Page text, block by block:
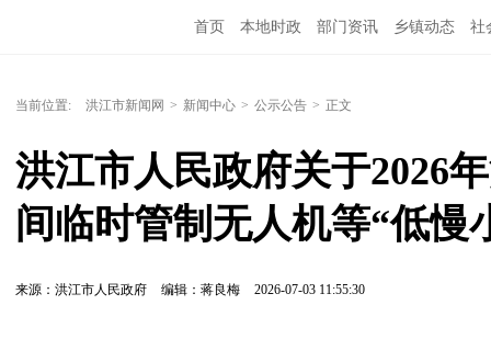
首页 本地时政 部门资讯 乡镇动态 社
当前位置: 洪江市新闻网 > 新闻中心 > 公示公告 > 正文
洪江市人民政府关于2026
间临时管制无人机等“低慢
来源：洪江市人民政府 编辑：蒋良梅 2026-07-03 11:55:30